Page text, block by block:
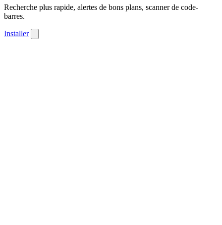
Recherche plus rapide, alertes de bons plans, scanner de code-
barres.
Installer